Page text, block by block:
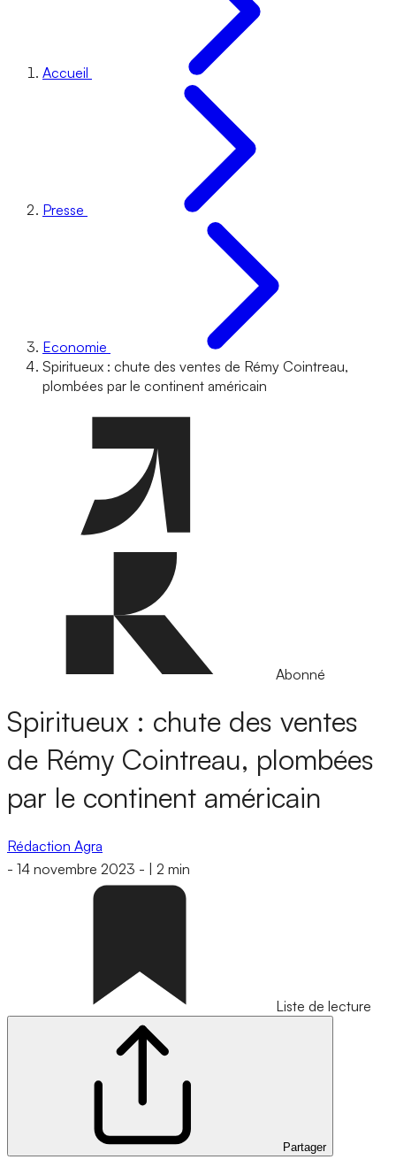
Accueil
Presse
Economie
Spiritueux : chute des ventes de Rémy Cointreau,
plombées par le continent américain
Abonné
Spiritueux : chute des ventes
de Rémy Cointreau, plombées
par le continent américain
Rédaction Agra
- 14 novembre 2023 - 2 min
Liste de lecture
Partager